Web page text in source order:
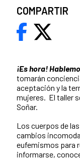
¡Es hora!
tomarán
aceptación y la
mujeres. El taller
Soñar.
Los cuerpos de
cambios
eufemismos para
informarse,
COMPARTIR